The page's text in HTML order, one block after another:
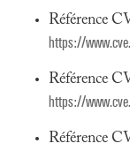
Référence
https://
Référence
https://
Référence